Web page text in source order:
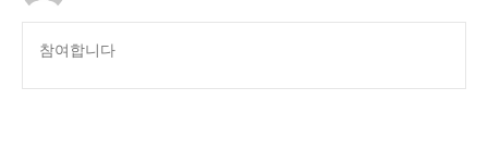
참여합니다